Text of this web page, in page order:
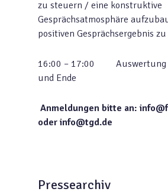
zu steuern / eine konstruktive
Gesprächsatmosphäre
positiven Gesprächsergebnis
16:00 – 17:00 Auswertung
und Ende
Anmeldungen bitte an:
oder info@tgd.de
Pressearchiv